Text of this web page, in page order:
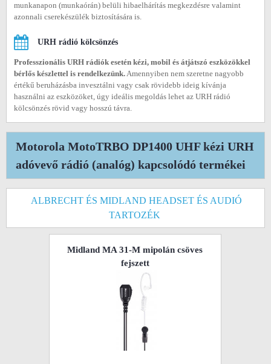
munkanapon (munkaórán) belüli hibaelhárítás megkezdésre valamint
azonnali cserekészülék biztosítására is.
URH rádió kölcsönzés
Professzionális URH rádiók esetén kézi, mobil és átjátszó eszközökkel
bérlős készlettel is rendelkezünk.Amennyiben nem szeretne nagyobb
értékű beruházásba invesztálni vagy csak rövidebb ideig kívánja
használni az eszközöket, úgy ideális megoldás lehet az URH rádió
kölcsönzés rövid vagy hosszú távra.
Motorola MotoTRBO DP1400 UHF kézi URH
adóvevő rádió (analóg) kapcsolódó termékei
ALBRECHT ÉS MIDLAND HEADSET ÉS AUDIÓ
TARTOZÉK
Midland MA 31-M mipolán csöves
fejszett